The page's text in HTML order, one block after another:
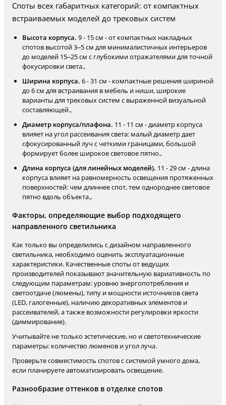
Споты всех габаритных категорий: от компактных
встраиваемых моделей до трековых систем
Высота корпуса. 9 - 15 см - от компактных накладных
спотов высотой 3–5 см для минималистичных интерьеров
до моделей 15–25 см с глубокими отражателями для точной
фокусировки света.,
Ширина корпуса. 6 - 31 см - компактные решения шириной
до 6 см для встраивания в мебель и ниши, широкие
варианты для трековых систем с выраженной визуальной
составляющей.,
Диаметр корпуса/плафона. 11 - 11 см - диаметр корпуса
влияет на угол рассеивания света: малый диаметр дает
сфокусированный луч с четкими границами, большой
формирует более широкое световое пятно.,
Длина корпуса (для линейных моделей). 11 - 29 см - длина
корпуса влияет на равномерность освещения протяженных
поверхностей: чем длиннее спот, тем однороднее световое
пятно вдоль объекта.,
Факторы, определяющие выбор подходящего
направленного светильника
Как только вы определились с дизайном направленного
светильника, необходимо оценить эксплуатационные
характеристики. Качественные споты от ведущих
производителей показывают значительную вариативность по
следующим параметрам: уровню энергопотребления и
светоотдаче (люмены), типу и мощности источников света
(LED, галогенные), наличию декоративных элементов и
рассеивателей, а также возможности регулировки яркости
(диммирование).
Учитывайте не только эстетические, но и светотехнические
параметры: количество люменов и угол луча.
Проверьте совместимость спотов с системой умного дома,
если планируете автоматизировать освещение.
Разнообразие оттенков в отделке спотов